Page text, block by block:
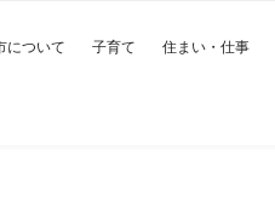
について 子育て 住まい・仕事